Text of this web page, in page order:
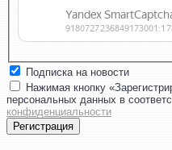
Подписка на новости
Нажимая кнопку
персональных данных в
конфиденциальности
Регистрация